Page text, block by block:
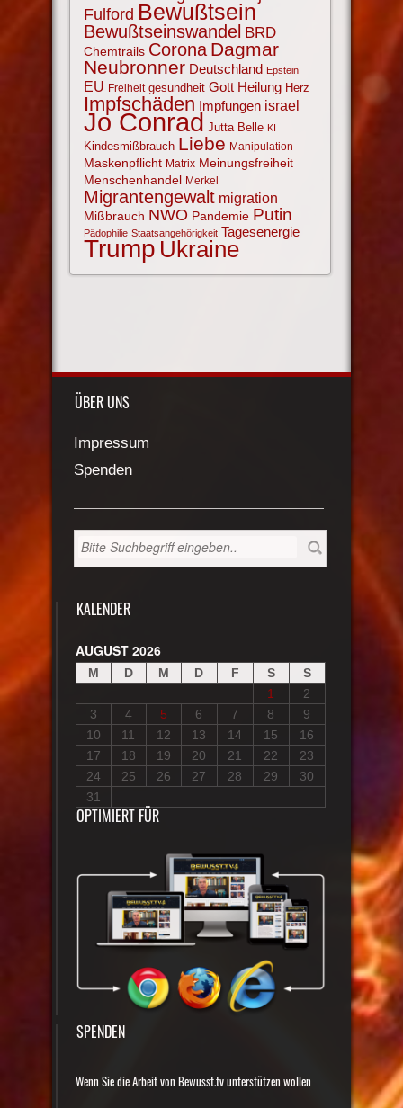
Fulford Bewußtsein
Bewußtseinswandel BRD
Chemtrails Corona Dagmar
Neubronner Deutschland Epstein
EU Freiheit gesundheit Gott Heilung Herz
Impfschäden Impfungen israel
Jo Conrad Jutta Belle KI
Kindesmißbrauch Liebe Manipulation
Maskenpflicht Matrix Meinungsfreiheit
Menschenhandel Merkel
Migrantengewalt migration
Mißbrauch NWO Pandemie Putin
Pädophilie Staatsangehörigkeit Tagesenergie
Trump Ukraine
ÜBER UNS
Impressum
Spenden
KALENDER
AUGUST 2026
M D M D F S
S
1
2
3
4 5 6 7 8
9
10
11 12 13 14 15
16
17
18 19 20 21 22
23
24
25 26 27 28 29
30
31
OPTIMIERT FÜR
SPENDEN
Wenn Sie die Arbeit von Bewusst.tv unterstützen wollen